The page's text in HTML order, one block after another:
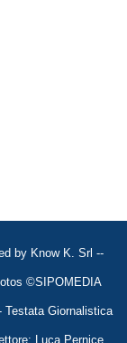
by Know K. Srl --
©SIPOMEDIA
Testata Giornalistica
Luca Pernice